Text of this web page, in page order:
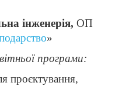
інженерія, ОП
»
програми:
проєктування,